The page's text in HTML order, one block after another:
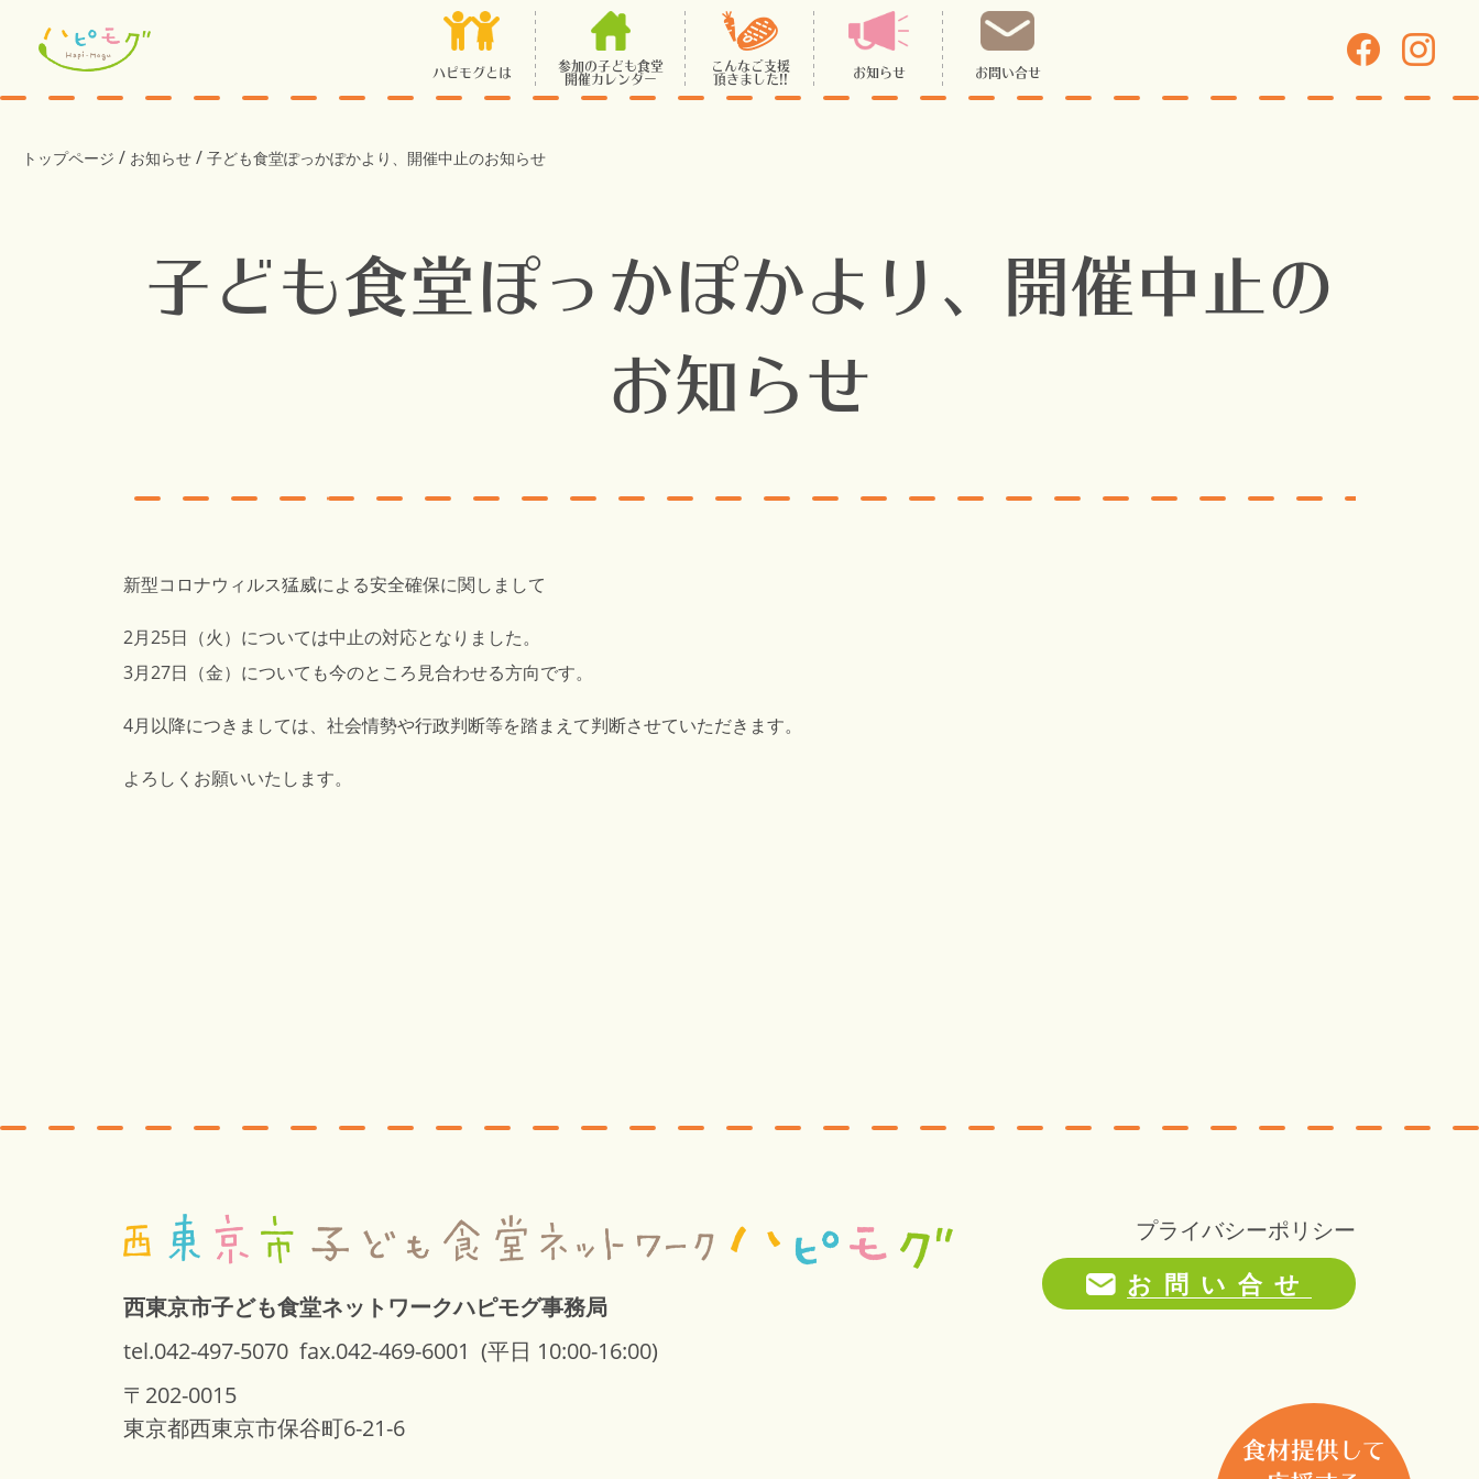
ハピモグとは
参加の子ども食堂
開催カレンダー
こんなご支援
頂きました!!
お知らせ お問い合せ
トップページ / お知らせ / 子ども食堂ぽっかぽかより、開催中止のお知らせ
子ども食堂ぽっかぽかより、開催中止の
お知らせ
新型コロナウィルス猛威による安全確保に関しまして
2月25日（火）については中止の対応となりました。
3月27日（金）についても今のところ見合わせる方向です。
4月以降につきましては、社会情勢や行政判断等を踏まえて判断させていただきます。
よろしくお願いいたします。
西東京市子ども食堂ネットワークハピモグ事務局
tel.042-497-5070 fax.042-469-6001 (平日 10:00-16:00)
〒202-0015
東京都西東京市保谷町6-21-6
プライバシーポリシー
お問い合せ